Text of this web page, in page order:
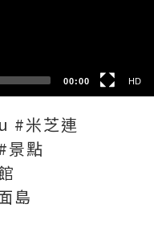
00:00 HD
#米芝連
點
島